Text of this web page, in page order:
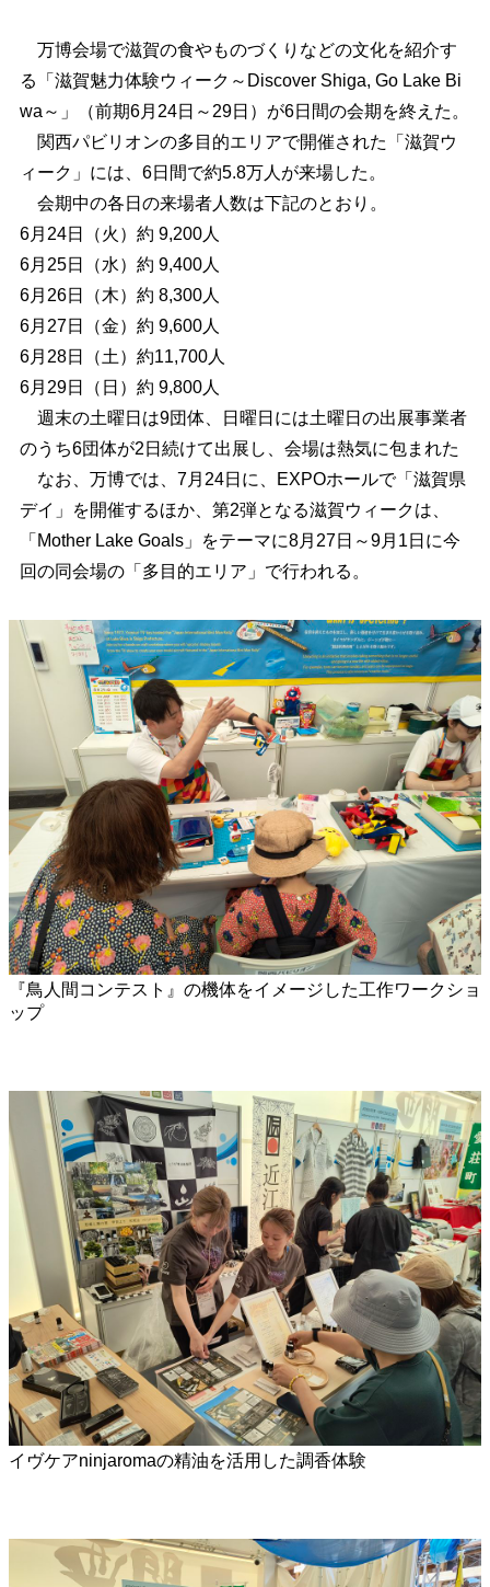
万博会場で滋賀の食やものづくりなどの文化を紹介す
る「滋賀魅力体験ウィーク～Discover Shiga, Go Lake Bi
wa～」（前期6月24日～29日）が6日間の会期を終えた。
関西パビリオンの多目的エリアで開催された「滋賀ウ
ィーク」には、6日間で約5.8万人が来場した。
会期中の各日の来場者人数は下記のとおり。
6月24日（火）約 9,200人
6月25日（水）約 9,400人
6月26日（木）約 8,300人
6月27日（金）約 9,600人
6月28日（土）約11,700人
6月29日（日）約 9,800人
週末の土曜日は9団体、日曜日には土曜日の出展事業者
のうち6団体が2日続けて出展し、会場は熱気に包まれた
なお、万博では、7月24日に、EXPOホールで「滋賀県
デイ」を開催するほか、第2弾となる滋賀ウィークは、
「Mother Lake Goals」をテーマに8月27日～9月1日に今
回の同会場の「多目的エリア」で行われる。
『鳥人間コンテスト』の機体をイメージした工作ワークショ
ップ
イヴケアninjaromaの精油を活用した調香体験